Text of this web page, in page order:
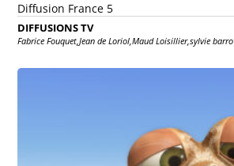
Diffusion France 5
DIFFUSIONS TV
Fabrice Fouquet,Jean de Loriol,Maud Loisillier,sylvie barro